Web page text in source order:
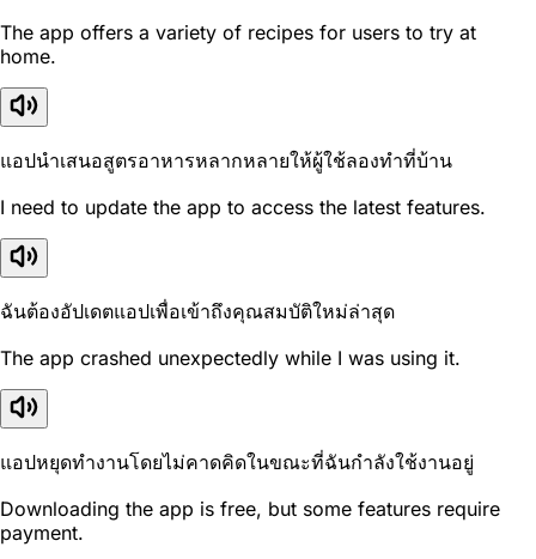
The app offers a variety of recipes for users to try at
home.
แอปนำเสนอสูตรอาหารหลากหลายให้ผู้ใช้ลองทำที่บ้าน
I need to update the app to access the latest features.
ฉันต้องอัปเดตแอปเพื่อเข้าถึงคุณสมบัติใหม่ล่าสุด
The app crashed unexpectedly while I was using it.
แอปหยุดทำงานโดยไม่คาดคิดในขณะที่ฉันกำลังใช้งานอยู่
Downloading the app is free, but some features require
payment.